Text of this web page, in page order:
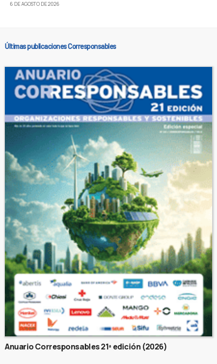
6 DE AGOSTO DE 2026
Últimas publicaciones Corresponsables
Anuario Corresponsables 21ª edición (2026)